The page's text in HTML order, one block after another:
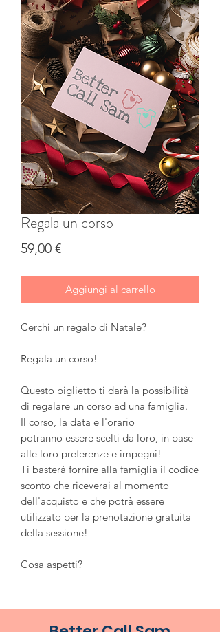
Regala un corso
59,00 €Prezzo
Aggiungi al carrello
Cerchi un regalo di Natale?
Regala un corso!
Questo biglietto ti darà la possibilità
di regalare un corso ad una famiglia.
Il corso, la data e l'orario
potranno essere scelti da loro, in base
alle loro preferenze e impegni!
Ti basterà fornire alla famiglia il codice
sconto che riceverai al momento
dell'acquisto e che potrà essere
utilizzato per la prenotazione gratuita
della sessione!
Cosa aspetti?